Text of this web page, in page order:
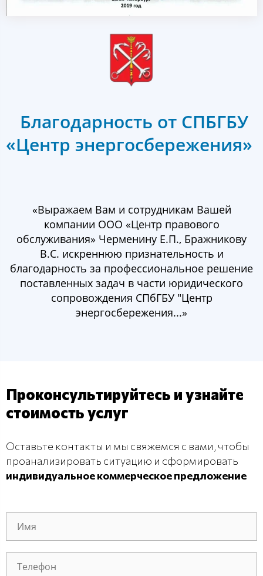
Благодарность от СПБГБУ
«Центр энергосбережения»
«Выражаем Вам и сотрудникам Вашей
компании ООО «Центр правового
обслуживания» Черменину Е.П., Бражникову
В.С. искреннюю признательность и
благодарность за профессиональное решение
поставленных задач в части юридического
сопровождения СПбГБУ "Центр
энергосбережения...»
Проконсультируйтесь и узнайте
стоимость услуг
Оставьте контакты и мы свяжемся с вами, чтобы
проанализировать ситуацию и сформировать
индивидуальное коммерческое предложение